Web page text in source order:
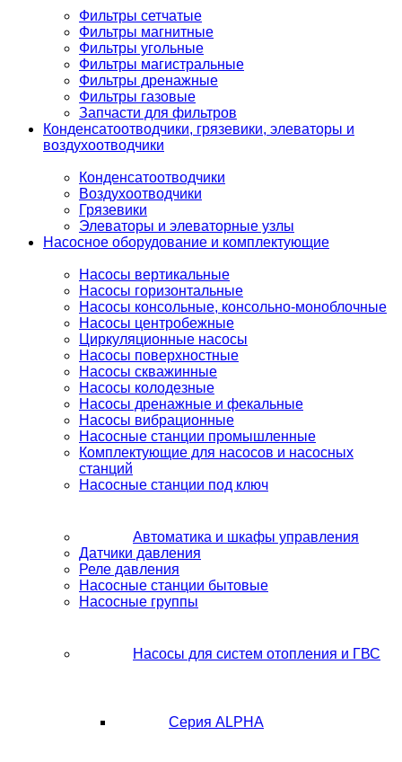
Фильтры сетчатые
Фильтры магнитные
Фильтры угольные
Фильтры магистральные
Фильтры дренажные
Фильтры газовые
Запчасти для фильтров
Конденсатоотводчики, грязевики, элеваторы и
воздухоотводчики
Конденсатоотводчики
Воздухоотводчики
Грязевики
Элеваторы и элеваторные узлы
Насосное оборудование и комплектующие
Насосы вертикальные
Насосы горизонтальные
Насосы консольные, консольно-моноблочные
Насосы центробежные
Циркуляционные насосы
Насосы поверхностные
Насосы скважинные
Насосы колодезные
Насосы дренажные и фекальные
Насосы вибрационные
Насосные станции промышленные
Комплектующие для насосов и насосных
станций
Насосные станции под ключ
Автоматика и шкафы управления
Датчики давления
Реле давления
Насосные станции бытовые
Насосные группы
Насосы для систем отопления и ГВС
Серия ALPHA